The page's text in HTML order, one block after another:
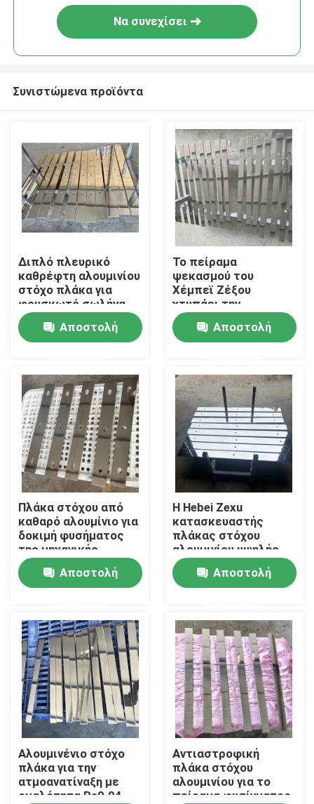
Σπίτι
Προϊόντα
Βίντεο
VR παρουσιάστε
Περίπου εμείς
Γύρος εργοστασίων
Ποιοτικός έλεγχος
Μας ελάτε σε επαφή με
Ειδήσεις
Ζητήστε ένα απόσπασμα
Να συνεχίσει
Συνιστώμενα προϊόντα
Διπλό πλευρικό
καθρέφτη αλουμινίου
στόχο πλάκα για
φουσκωτό σωλήνα
με καθαρό
αλουμινίου στόχο
πλάκα
Αποστολή
Το πείραμα
ψεκασμού του
Χέμπεϊ Ζέξου
χτυπάει την
αλουμινένια πλάκα
στόχου.Αποστολή
Πλάκα στόχου από
καθαρό αλουμίνιο για
δοκιμή φυσήματος
της μηχανικής
αγωγών
Αποστολή
Η Hebei Zexu
κατασκευαστής
πλάκας στόχου
αλουμινίου υψηλής
ακρίβειας
Αποστολή
Αλουμινένιο στόχο
πλάκα για την
ατμοανατίναξη με
ομαλότητα Ra0.04
Αντιαστροφική
πλάκα στόχου
αλουμινίου για το
πείραμα φυσίγματος